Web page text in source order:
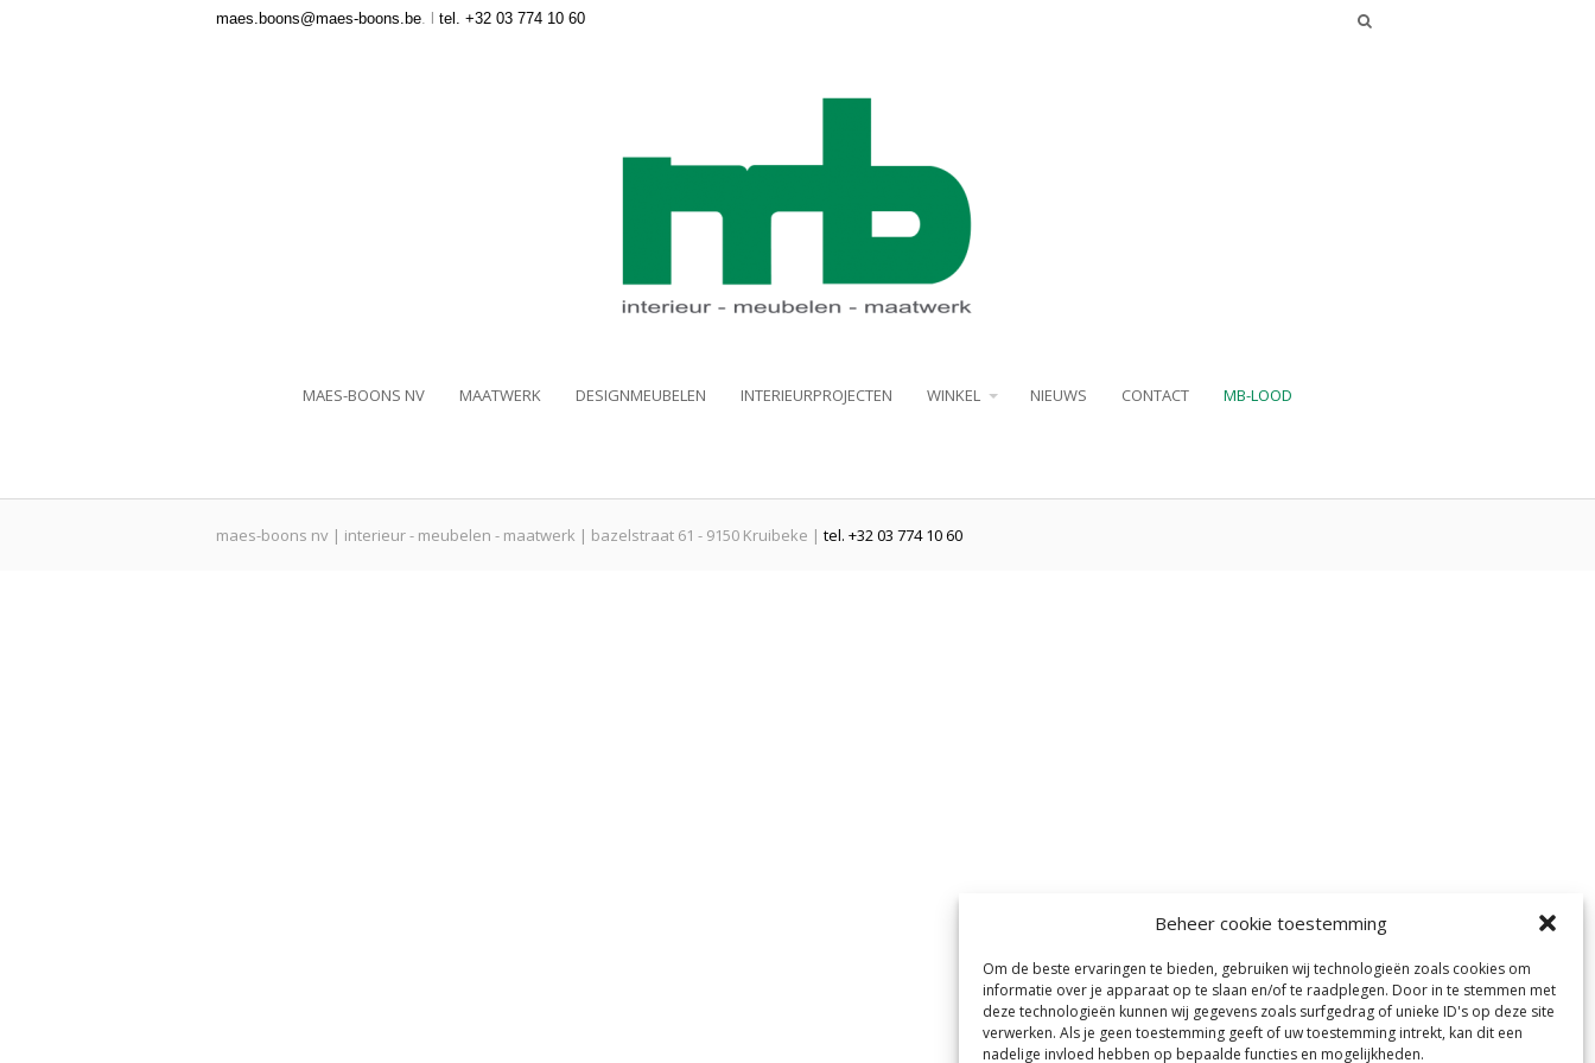
Beheer cookie toestemming
Om de beste ervaringen te bieden, gebruiken wij technologieën zoals cookies om
informatie over je apparaat op te slaan en/of te raadplegen. Door in te stemmen met
deze technologieën kunnen wij gegevens zoals surfgedrag of unieke ID's op deze site
verwerken. Als je geen toestemming geeft of uw toestemming intrekt, kan dit een
nadelige invloed hebben op bepaalde functies en mogelijkheden.
maes.boons@maes-boons.be. l tel. +32 03 774 10 60
MAES-BOONS NV MAATWERK DESIGNMEUBELEN INTERIEURPROJECTEN WINKEL NIEUWS CONTACT MB-LOOD
maes-boons nv | interieur - meubelen - maatwerk | bazelstraat 61 - 9150 Kruibeke | tel. +32 03 774 10 60